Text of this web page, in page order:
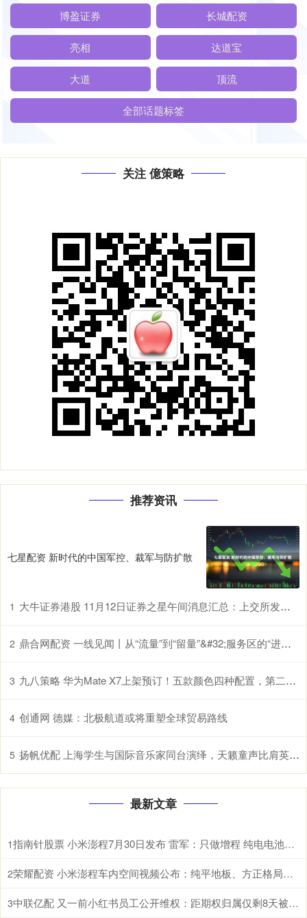
博盈证券 长城配资
亮相 达道宝
大道 顶流
全部话题标签
关注 億策略
推荐资讯
七星配资 新时代的中国军控、裁军与防扩散
1 大牛证券港股 11月12日证券之星午间消息汇总：上交所发声！优化发行上市、再融资、并购重组等关键制度
2 鼎合网配资 一线见闻丨从“流量”到“留量”&#32;服务区的“进阶之路”
3 九八策略 华为Mate X7上架预订！五款颜色四种配置，第二代红枫影像
4 创通网 德媒：北极航道或将重塑全球贸易路线
5 扬帆优配 上海学生与国际音乐家同台演绎，天籁童声比肩英国最高水平合唱团
最新文章
1 指南针股票 小米澎程7月30日发布 雷军：只做增程 纯电电池太重
2 荣耀配资 小米澎程车内空间视频公布：纯平地板、方正格局、超长滑轨
3 中联亿配 又一前小红书员工公开维权：距期权归属仅剩8天被解除劳动合同